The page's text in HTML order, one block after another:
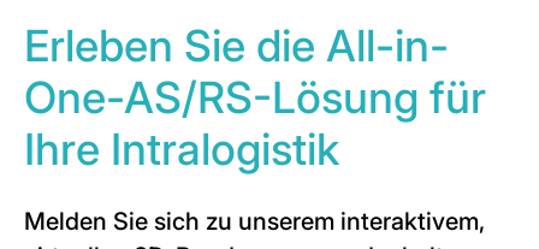
Erleben Sie die All-in-
One-AS/RS-Lösung für
Ihre Intralogistik
Melden Sie sich zu unserem interaktivem,